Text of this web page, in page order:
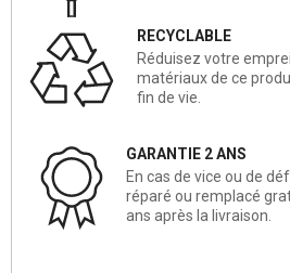
RECYCLABLE
Réduisez votre
matériaux de ce
fin de vie.
GARANTIE 2 ANS
En cas de vice ou de
réparé ou remplacé
ans après la livraison.